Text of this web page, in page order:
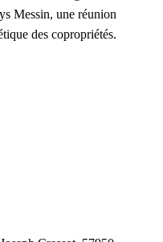
Messin, une réunion
des copropriétés.